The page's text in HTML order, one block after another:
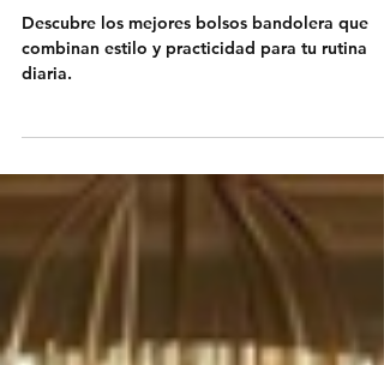
el Día a Día
Descubre los mejores bolsos bandolera que
combinan estilo y practicidad para tu rutina